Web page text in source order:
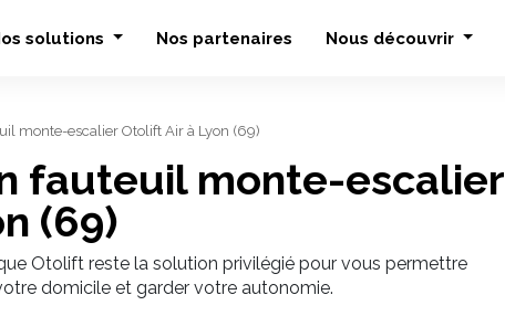
solutions Nos partenaires Nous découvrir
monte-escalier Otolift Air à Lyon (69)
fauteuil monte-escalier
(69)
Otolift reste la solution privilégié pour vous permettre
domicile et garder votre autonomie.